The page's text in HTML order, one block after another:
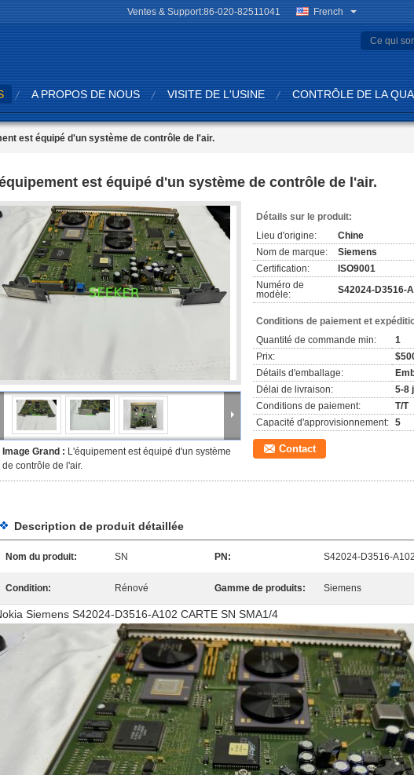
Ventes & Support:86-020-82511041 French
A PROPOS DE NOUS VISITE DE L'USINE CONTRÔLE DE LA
est équipé d'un système de contrôle de l'air.
est équipé d'un système de contrôle de l'air.
Image Grand : L'équipement est équipé d'un système
de contrôle de l'air.
Détails sur le produit:
Lieu d'origine:
Chine
Nom de marque:
Siemens
Certification:
ISO9001
Numéro de
modèle:
S42024-D3516-
Conditions de paiement et
Quantité de commande min:
1
Prix:
Détails d'emballage:
Délai de livraison:
5-8
Conditions de paiement:
T/T
Capacité d'approvisionnement: 5
Contact
Description de produit détaillée
Nom du produit: SN PN: S42024-D3516-A102
Condition: Rénové Gamme de produits: Siemens
Siemens S42024-D3516-A102 CARTE SN SMA1/4